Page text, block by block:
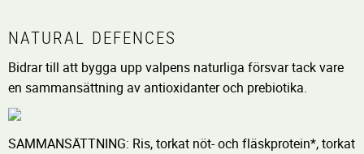
NATURAL DEFENCES
Bidrar till att bygga upp valpens naturliga försvar tack vare
en sammansättning av antioxidanter och prebiotika.
SAMMANSÄTTNING: Ris, torkat nöt- och fläskprotein*, torkat